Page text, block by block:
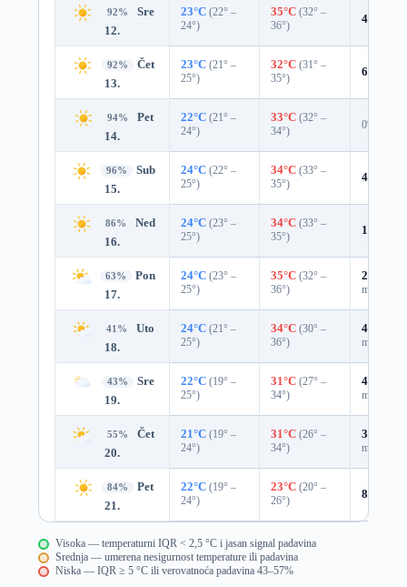
92%
Sre
12.
23°C (22° –
24°)
35°C (32° –
36°)
4%
92%
Čet
13.
23°C (21° –
25°)
32°C (31° –
35°)
6%
94%
Pet
14.
22°C (21° –
24°)
33°C (32° –
34°)
0%
96%
Sub
15.
24°C (22° –
25°)
34°C (33° –
35°)
4%
86%
Ned
16.
24°C (23° –
25°)
34°C (33° –
35°)
10%
63%
Pon
17.
24°C (23° –
25°)
35°C (32° –
36°)
25%
mm)
41%
Uto
18.
24°C (21° –
25°)
34°C (30° –
36°)
47%
mm)
43%
Sre
19.
22°C (19° –
25°)
31°C (27° –
34°)
47%
mm)
55%
Čet
20.
21°C (19° –
24°)
31°C (26° –
34°)
39%
mm)
84%
Pet
21.
22°C (19° –
24°)
23°C (20° –
26°)
8%
Visoka — temperaturni IQR < 2,5 °C i jasan signal padavina
Srednja — umerena nesigurnost temperature ili padavina
Niska — IQR ≥ 5 °C ili verovatnoća padavina 43–57%